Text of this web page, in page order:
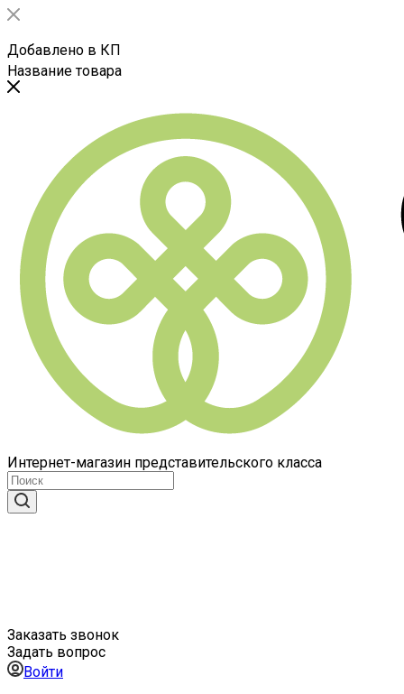
Добавлено в КП
Название товара
Интернет-магазин представительского класса
Заказать звонок
Задать вопрос
Войти